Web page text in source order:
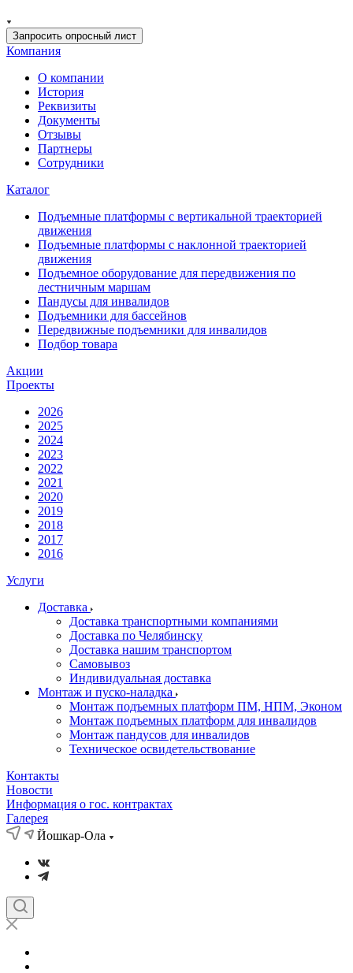
Запросить опросный лист
Компания
О компании
История
Реквизиты
Документы
Отзывы
Партнеры
Сотрудники
Каталог
Подъемные платформы с вертикальной траекторией
движения
Подъемные платформы с наклонной траекторией
движения
Подъемное оборудование для передвижения по
лестничным маршам
Пандусы для инвалидов
Подъемники для бассейнов
Передвижные подъемники для инвалидов
Подбор товара
Акции
Проекты
2026
2025
2024
2023
2022
2021
2020
2019
2018
2017
2016
Услуги
Доставка
Доставка транспортными компаниями
Доставка по Челябинску
Доставка нашим транспортом
Самовывоз
Индивидуальная доставка
Монтаж и пуско-наладка
Монтаж подъемных платформ ПМ, НПМ, Эконом
Монтаж подъемных платформ для инвалидов
Монтаж пандусов для инвалидов
Техническое освидетельствование
Контакты
Новости
Информация о гос. контрактах
Галерея
Йошкар-Ола